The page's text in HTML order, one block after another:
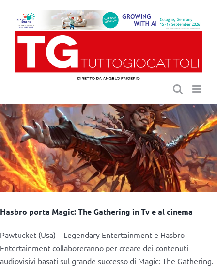
contenuto
Hasbro porta Magic: The Gathering in Tv e al cinema
Pawtucket (Usa) – Legendary Entertainment e Hasbro
Entertainment collaboreranno per creare dei contenuti
audiovisivi basati sul grande successo di Magic: The Gathering.